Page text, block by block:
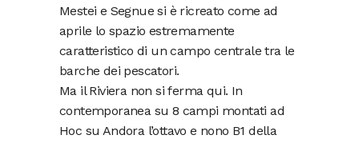
Mestei e Segnue si è ricreato come ad
aprile lo spazio estremamente
caratteristico di un campo centrale tra le
barche dei pescatori.
Ma il Riviera non si ferma qui. In
contemporanea su 8 campi montati ad
Hoc su Andora l’ottavo e nono B1 della